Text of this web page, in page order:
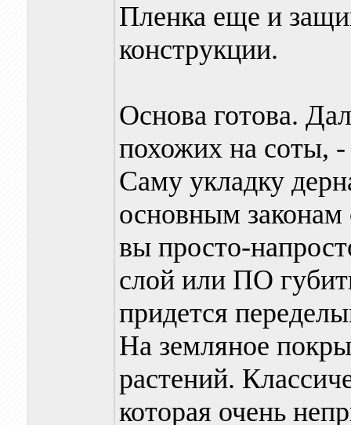
Пленка еще и
конструкции.
Основа готова.
похожих на соты,
Саму укладку
основным законам
вы просто-
слой или ПО
придется
На земляное
растений.
которая очень